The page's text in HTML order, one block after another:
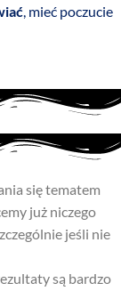
, mieć poczucie
się tematem
już niczego
jeśli nie
są bardzo